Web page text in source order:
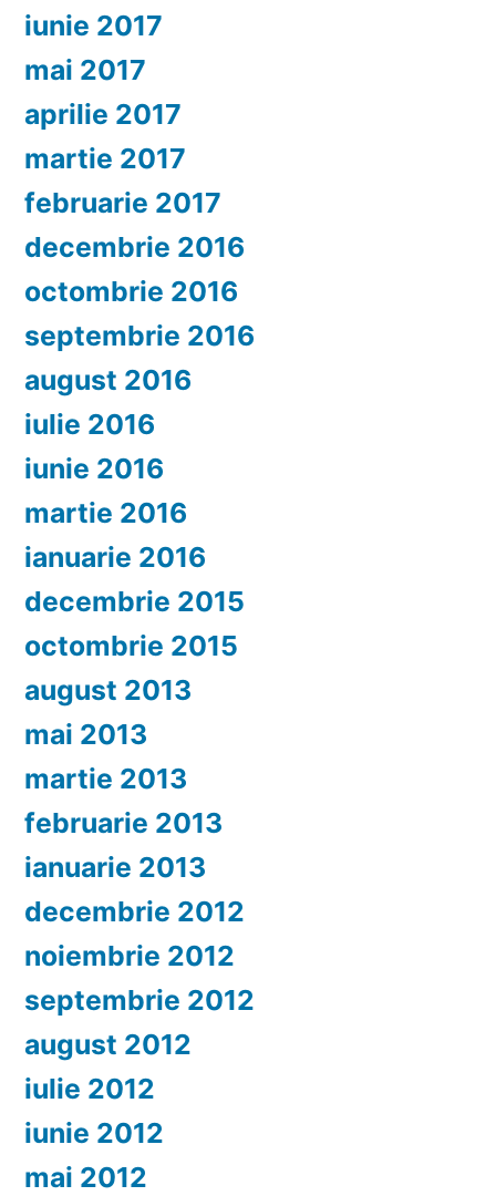
iunie 2017
mai 2017
aprilie 2017
martie 2017
februarie 2017
decembrie 2016
octombrie 2016
septembrie 2016
august 2016
iulie 2016
iunie 2016
martie 2016
ianuarie 2016
decembrie 2015
octombrie 2015
august 2013
mai 2013
martie 2013
februarie 2013
ianuarie 2013
decembrie 2012
noiembrie 2012
septembrie 2012
august 2012
iulie 2012
iunie 2012
mai 2012